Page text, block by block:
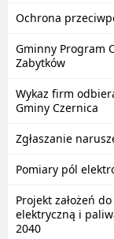
Ochrona
Gminny Program
Zabytków
Wykaz firm
Gminy Czernica
Zgłaszanie
Pomiary pól
Projekt założeń
elektryczną i
2040